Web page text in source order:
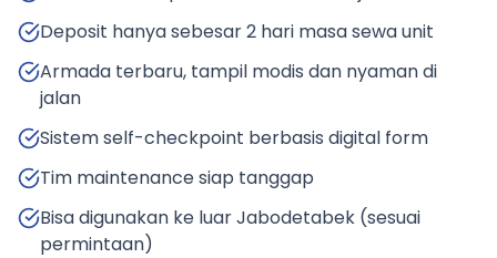
Deposit hanya sebesar 2 hari masa sewa unit
Armada terbaru, tampil modis dan nyaman di
jalan
Sistem self-checkpoint berbasis digital form
Tim maintenance siap tanggap
Bisa digunakan ke luar Jabodetabek (sesuai
permintaan)